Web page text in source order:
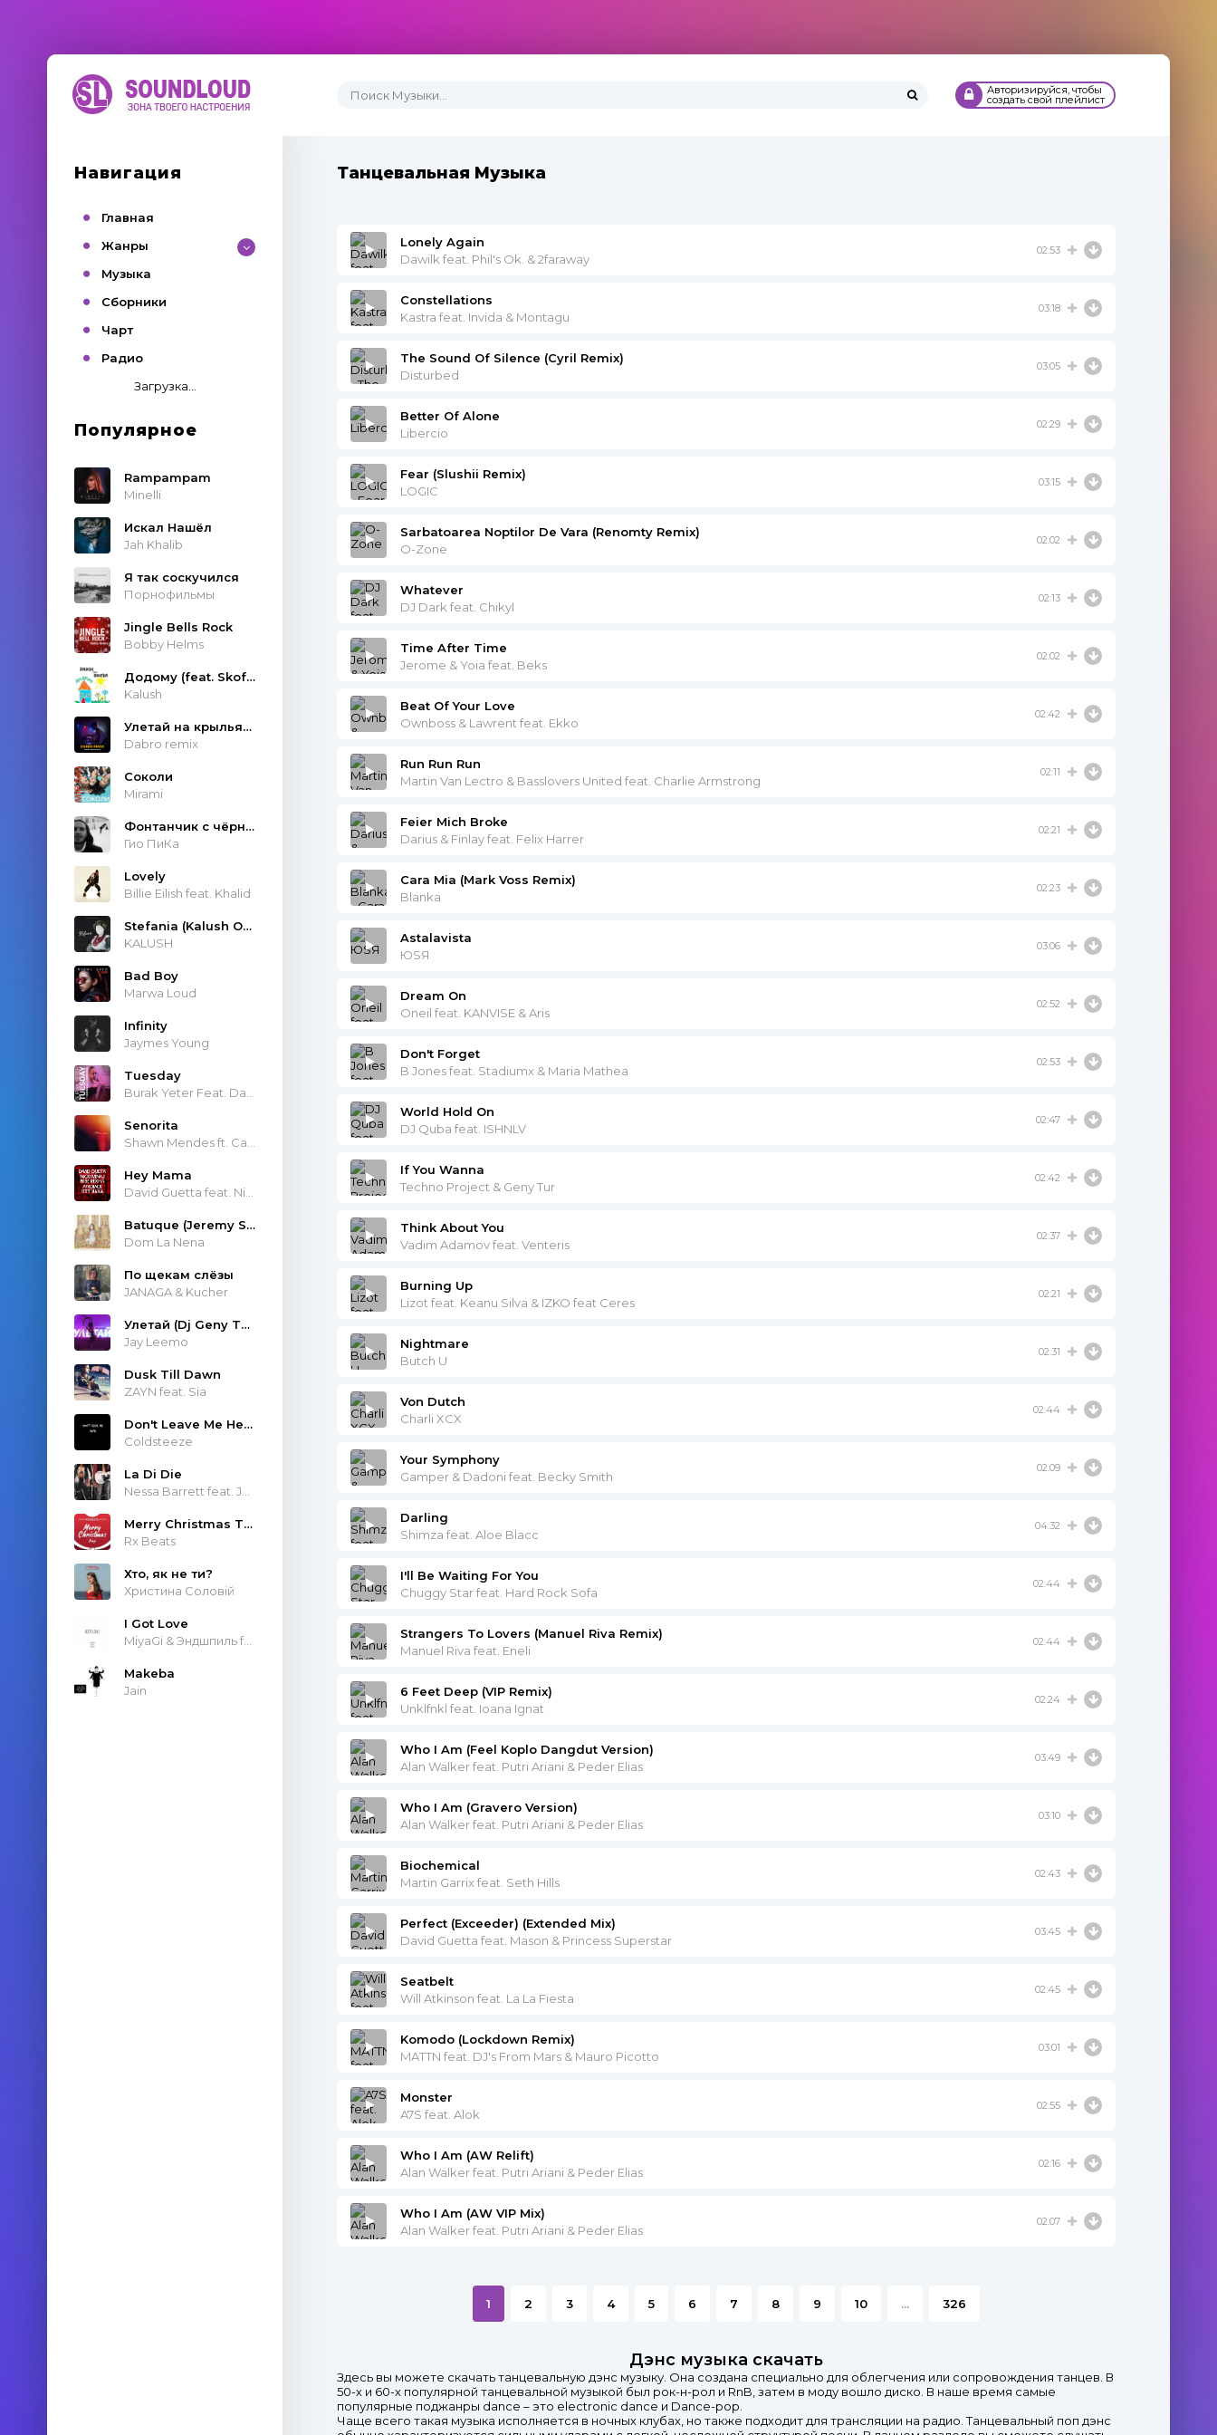
Навигация
Главная
Жанры
Музыка
Сборники
Чарт
Радио
Загрузка...
Популярное
Rampampam
Minelli
Искал Нашёл
Jah Khalib
Я так соскучился
Порнофильмы
Jingle Bells Rock
Bobby Helms
Додому (feat. Skofka)
Kalush
Улетай на крыльях ветра
Dabro remix
Соколи
Mirami
Фонтанчик с чёрным дельфином
Гио ПиКа
Lovely
Billie Eilish feat. Khalid
Stefania (Kalush Orchestra)
KALUSH
Bad Boy
Marwa Loud
Infinity
Jaymes Young
Tuesday
Senorita
Hey Mama
Batuque (Jeremy Sole & Atropolis Remix)
Dom La Nena
По щекам слёзы
JANAGA & Kucher
Улетай (Dj Geny Tur & Techno Project Remix)
Jay Leemo
Dusk Till Dawn
ZAYN feat. Sia
Don't Leave Me Here
Coldsteeze
La Di Die
Merry Christmas Trap
Rx Beats
Хто, як не ти?
Христина Соловій
I Got Love
MiyaGi & Эндшпиль feat. Рем Дигга
Makeba
Jain
Авторизируйся, чтобы
создать свой плейлист
Танцевальная Музыка
Lonely Again
Dawilk feat. Phil's Ok. & 2faraway
02:53
Constellations
Kastra feat. Invida & Montagu
03:18
The Sound Of Silence (Cyril Remix)
Disturbed
03:05
Better Of Alone
Libercio
02:29
Fear (Slushii Remix)
LOGIC
03:15
Sarbatoarea Noptilor De Vara (Renomty Remix)
O-Zone
02:02
Whatever
DJ Dark feat. Chikyl
02:13
Time After Time
Jerome & Yoia feat. Beks
02:02
Beat Of Your Love
Ownboss & Lawrent feat. Ekko
02:42
Run Run Run
Martin Van Lectro & Basslovers United feat. Charlie Armstrong
02:11
Feier Mich Broke
Darius & Finlay feat. Felix Harrer
02:21
Cara Mia (Mark Voss Remix)
Blanka
02:23
Astalavista
ЮSЯ
03:06
Dream On
Oneil feat. KANVISE & Aris
02:52
Don't Forget
B Jones feat. Stadiumx & Maria Mathea
02:53
World Hold On
DJ Quba feat. ISHNLV
02:47
If You Wanna
Techno Project & Geny Tur
02:42
Think About You
Vadim Adamov feat. Venteris
02:37
Burning Up
Lizot feat. Keanu Silva & IZKO feat Ceres
02:21
Nightmare
Butch U
02:31
Von Dutch
Charli XCX
02:44
Your Symphony
Gamper & Dadoni feat. Becky Smith
02:09
Darling
Shimza feat. Aloe Blacc
04:32
I'll Be Waiting For You
Chuggy Star feat. Hard Rock Sofa
02:44
Strangers To Lovers (Manuel Riva Remix)
Manuel Riva feat. Eneli
02:44
6 Feet Deep (VIP Remix)
Unklfnkl feat. Ioana Ignat
02:24
Who I Am (Feel Koplo Dangdut Version)
Alan Walker feat. Putri Ariani & Peder Elias
03:49
Who I Am (Gravero Version)
Alan Walker feat. Putri Ariani & Peder Elias
03:10
Biochemical
Martin Garrix feat. Seth Hills
02:43
Perfect (Exceeder) (Extended Mix)
David Guetta feat. Mason & Princess Superstar
03:45
Seatbelt
Will Atkinson feat. La La Fiesta
02:45
Komodo (Lockdown Remix)
MATTN feat. DJ's From Mars & Mauro Picotto
03:01
Monster
A7S feat. Alok
02:55
Who I Am (AW Relift)
Alan Walker feat. Putri Ariani & Peder Elias
02:16
Who I Am (AW VIP Mix)
Alan Walker feat. Putri Ariani & Peder Elias
02:07
1 2 3 4 5 6 7 8 9 10 ... 326
Дэнс музыка скачать
Здесь вы можете скачать танцевальную дэнс музыку. Она создана специально для облегчения или сопровождения танцев. В
50-х и 60-х популярной танцевальной музыкой был рок-н-рол и RnB, затем в моду вошло диско. В наше время самые
популярные поджанры dance – это electronic dance и Dance-pop.
Чаще всего такая музыка исполняется в ночных клубах, но также подходит для трансляции на радио. Танцевальный поп дэнс